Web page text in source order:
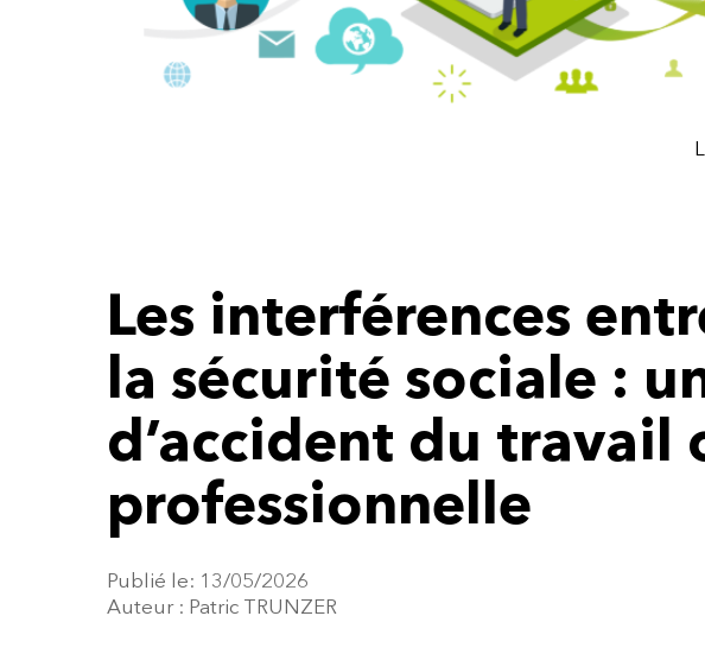
Les interférences
la sécurité sociale :
d’accident du travail
professionnelle
Publié le: 13/05/2026
Auteur : Patric TRUNZER